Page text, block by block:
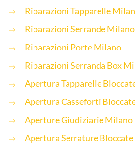
Riparazioni Tapparelle
Riparazioni Serrande Milano
Riparazioni Porte Milano
Riparazioni Serranda Box
Apertura Tapparelle
Apertura Casseforti
Aperture Giudiziarie Milano
Apertura Serrature